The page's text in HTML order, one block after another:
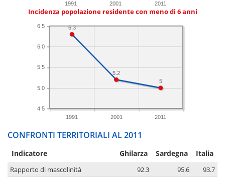
1991 2001 2011
Incidenza popolazione residente con meno di 6 anni
1991 2001 2011
4.5
5.0
5.5
6.0
6.5
5
5.2
6.3
CONFRONTI TERRITORIALI AL 2011
Indicatore Ghilarza Sardegna Italia
Rapporto di mascolinità 92.3 95.6
93.7